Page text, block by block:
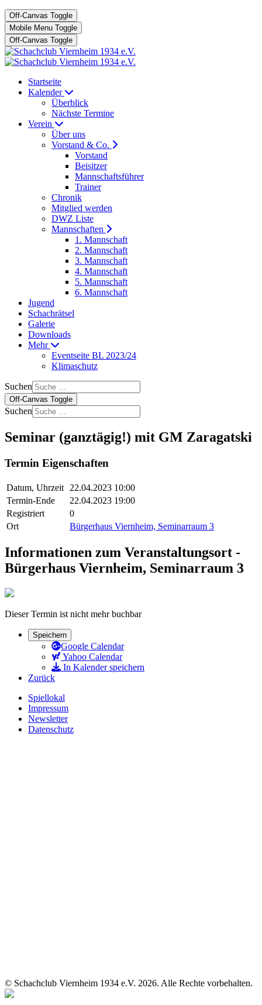
Off-Canvas Toggle
Mobile Menu Toggle
Off-Canvas Toggle
Startseite
Kalender
Überblick
Nächste Termine
Verein
Über uns
Vorstand & Co.
Vorstand
Beisitzer
Mannschaftsführer
Trainer
Chronik
Mitglied werden
DWZ Liste
Mannschaften
1. Mannschaft
2. Mannschaft
3. Mannschaft
4. Mannschaft
5. Mannschaft
6. Mannschaft
Jugend
Schachrätsel
Galerie
Downloads
Mehr
Eventseite BL 2023/24
Klimaschutz
Suchen
Off-Canvas Toggle
Suchen
Seminar (ganztägig!) mit GM Zaragatski
Termin Eigenschaften
Datum, Uhrzeit
22.04.2023 10:00
Termin-Ende
22.04.2023 19:00
Registriert
0
Ort
Bürgerhaus Viernheim, Seminarraum 3
Informationen zum Veranstaltungsort -
Bürgerhaus Viernheim, Seminarraum 3
Dieser Termin ist nicht mehr buchbar
Speichern
Google Calendar
Yahoo Calendar
In Kalender speichern
Zurück
Spiellokal
Impressum
Newsletter
Datenschutz
© Schachclub Viernheim 1934 e.V. 2026. Alle Rechte vorbehalten.